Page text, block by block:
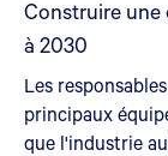
Construire une
à 2030
Les
principaux
que l'industrie